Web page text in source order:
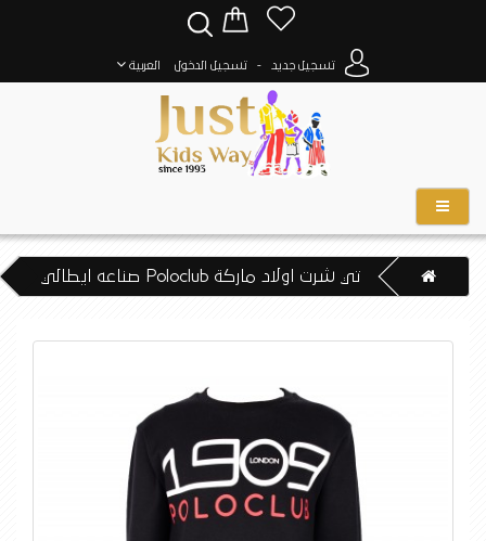
تسجيل جديد - تسجيل الدخول العربية
تي شرت اولاد ماركة Poloclub صناعه ايطالي